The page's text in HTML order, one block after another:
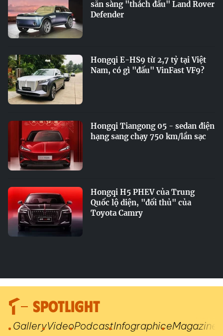
sẵn sàng "thách đấu" Land Rover
Defender
Hongqi E-HS9 từ 2,7 tỷ tại Việt
Nam, có gì "đấu" VinFast VF9?
Hongqi Tiangong 05 - sedan điện
hạng sang chạy 750 km/lần sạc
Hongqi H5 PHEV của Trung
Quốc lộ diện, "đối thủ" của
Toyota Camry
SPOTLIGHT
GalleryVideoPodcastInfographiceMagazine